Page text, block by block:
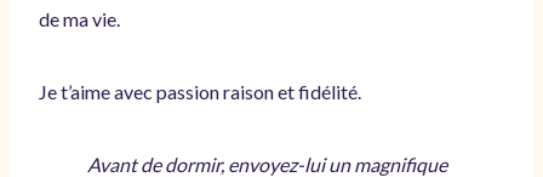
de ma vie.
Je t’aime avec passion raison et fidélité.
Avant de dormir, envoyez-lui un magnifique